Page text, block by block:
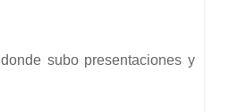
donde subo presentaciones y